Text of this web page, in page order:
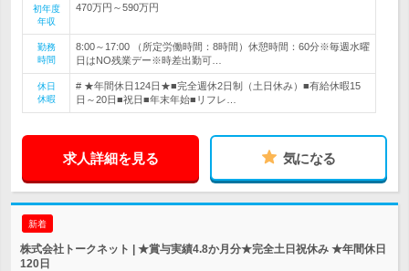
初年度
年収
470万円～590万円
勤務
時間
8:00～17:00 （所定労働時間：8時間）休憩時間：60分※毎週水曜
日はNO残業デー※時差出勤可…
休日
休暇
# ★年間休日124日★■完全週休2日制（土日休み）■有給休暇15
日～20日■祝日■年末年始■リフレ…
求人詳細を見る 気になる
新着
株式会社トークネット | ★賞与実績4.8か月分★完全土日祝休み ★年間休日
120日